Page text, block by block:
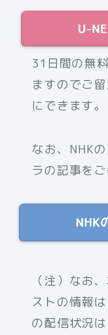
U-
31日間の無
ますのでご
にできます。
なお、NHK
ラの記事をご
NHK
（注）なお
ストの情報
の配信状況